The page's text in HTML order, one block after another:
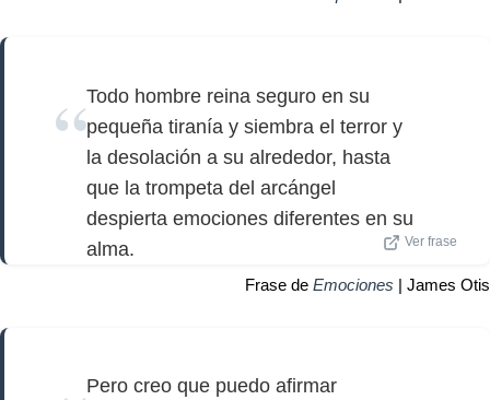
Todo hombre reina seguro en su
pequeña tiranía y siembra el terror y
la desolación a su alrededor, hasta
que la trompeta del arcángel
despierta emociones diferentes en su
alma.
Ver frase
Frase de Emociones | James Otis
Pero creo que puedo afirmar